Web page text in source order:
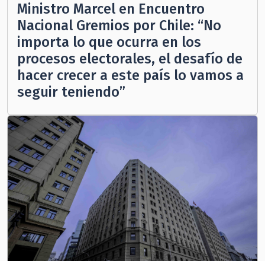
Ministro Marcel en Encuentro
Nacional Gremios por Chile: “No
importa lo que ocurra en los
procesos electorales, el desafío de
hacer crecer a este país lo vamos a
seguir teniendo”